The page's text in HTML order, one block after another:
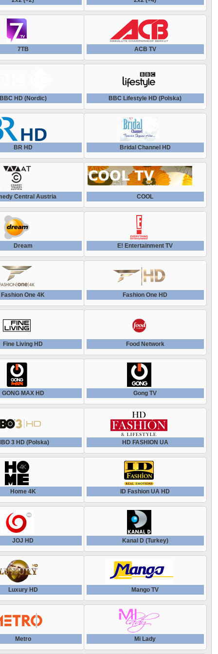
РЖД ТВ HD
Россия К (+4)
Рубль ТВ
Сделано в Кузбассе
Славянскiй МIРЪ HD
Совершенно секретно
Твой Дом
Теледом HD
Телекафе
Тномер
Усадьба ТВ
Успех ТВ
Фауна (Украина)
Эврика
Tapesh TV HD
Tava ATV
TJK TV
Top Shop
TV 4 HD (Polska)
TV Chosun HD
TV Mall
TV5 Monde
TV6 (Latvia)
TVP Rozrywka
World Fashion Channel HD (Россия)
ZDFNeo
Zoom
Zoom TV
Анекдот ТВ
Бигуди
Витрина ТВ
Домашний International
Домашний магазин
Евпатория ТВ
Живи
7ТВ ACB TV
BBC HD (Nordic) BBC Lifestyle HD (Polska)
BR HD Bridal Channel HD
Central Austria COOL
Dream E! Entertainment TV
Fashion One 4K Fashion One HD
Fine Living HD Food Network
GONG MAX HD Gong TV
3 HD (Polska) HD FASHION UA
Home 4K ID Fashion UA HD
JOJ HD Kanal D (Turkey)
Luxury HD Mango TV
Metro Mi Lady